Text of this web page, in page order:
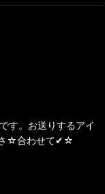
す。お送りするアイ
さ☆合わせて✔☆